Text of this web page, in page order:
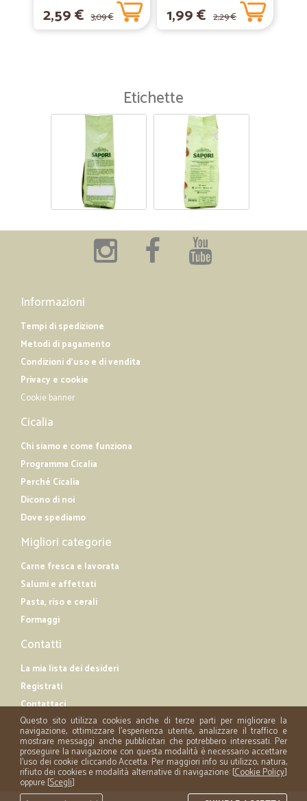
2,59 € 3,09 € 1,99 € 2,29 €
Etichette
Informazioni
Tempi di spedizione
Metodi di pagamento
Condizioni d'uso e di vendita
Privacy e cookie
Cookie banner
Cicalia
Chi siamo e come funziona
Programma Cicalia
Perché Cicalia
Dicono di noi
Dove spediamo
Migliori categorie
Carne fresca e lavorata
Salumi e affettati
Pasta, riso e cerali
Formaggi
Contatti
La mia lista dei desideri
Registrati
Contattaci
Questo sito utilizza cookies anche di terze parti per migliorare la
navigazione, ottimizzare l'esperienza utente, analizzare il traffico e
mostrare messaggi anche pubblicitari che potrebbero interessati. Per
proseguire la navigazione con questa modalità è necessario accettare
l'uso dei cookie cliccando Accetta. Per maggiori info su utilizzo, natura,
rifiuto dei cookies e modalità alternative di navigazione: [Cookie Policy]
oppure [Scegli]